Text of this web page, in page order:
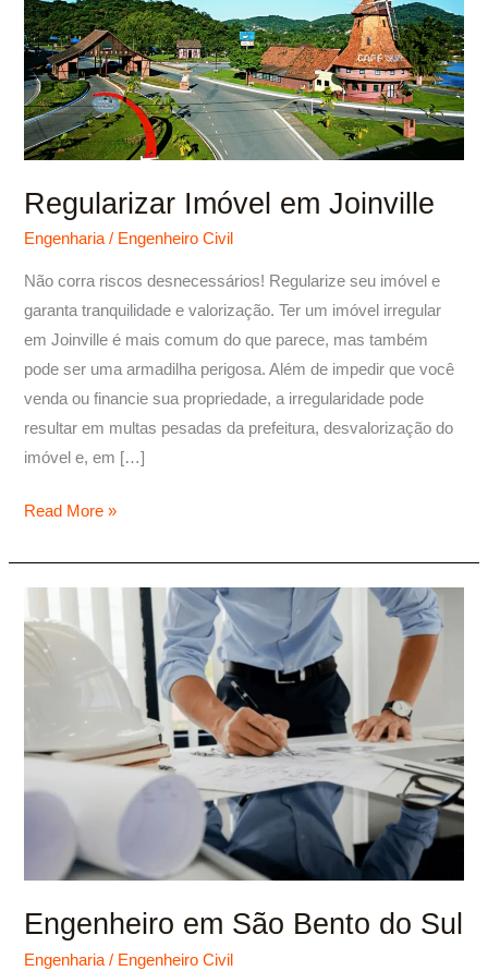
Regularizar Imóvel em Joinville
Engenharia/ Engenheiro Civil
Não corra riscos desnecessários! Regularize seu imóvel e
garanta tranquilidade e valorização. Ter um imóvel irregular
em Joinville é mais comum do que parece, mas também
pode ser uma armadilha perigosa. Além de impedir que você
venda ou financie sua propriedade, a irregularidade pode
resultar em multas pesadas da prefeitura, desvalorização do
imóvel e, em […]
Read More »
Engenheiro em São Bento do Sul
Engenharia / Engenheiro Civil
em
Bento
Sul